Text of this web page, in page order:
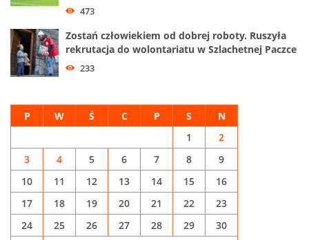
473
Zostań człowiekiem od dobrej roboty. Ruszyła
rekrutacja do wolontariatu w Szlachetnej Paczce
233
P W Ś C P S N
1
2
3
4 5 6 7 8
9
10
11 12 13 14 15
16
17
18 19 20 21 22
23
24
25 26 27 28 29
30